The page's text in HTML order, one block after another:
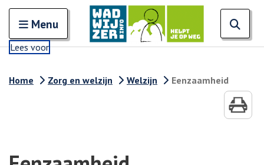
Open en sluit het
Menu
Lees voor
Home Zorg en welzijn Welzijn Eenzaamheid